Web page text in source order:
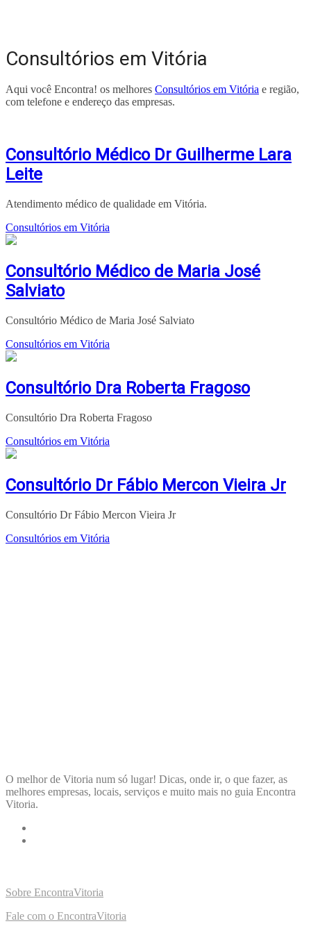
Consultórios em Vitória
Aqui você Encontra! os melhores Consultórios em Vitória e região,
com telefone e endereço das empresas.
Consultório Médico Dr Guilherme Lara
Leite
Atendimento médico de qualidade em Vitória.
Consultórios em Vitória
Consultório Médico de Maria José
Salviato
Consultório Médico de Maria José Salviato
Consultórios em Vitória
Consultório Dra Roberta Fragoso
Consultório Dra Roberta Fragoso
Consultórios em Vitória
Consultório Dr Fábio Mercon Vieira Jr
Consultório Dr Fábio Mercon Vieira Jr
Consultórios em Vitória
O melhor de Vitoria num só lugar! Dicas, onde ir, o que fazer, as
melhores empresas, locais, serviços e muito mais no guia Encontra
Vitoria.
Sobre EncontraVitoria
Fale com o EncontraVitoria